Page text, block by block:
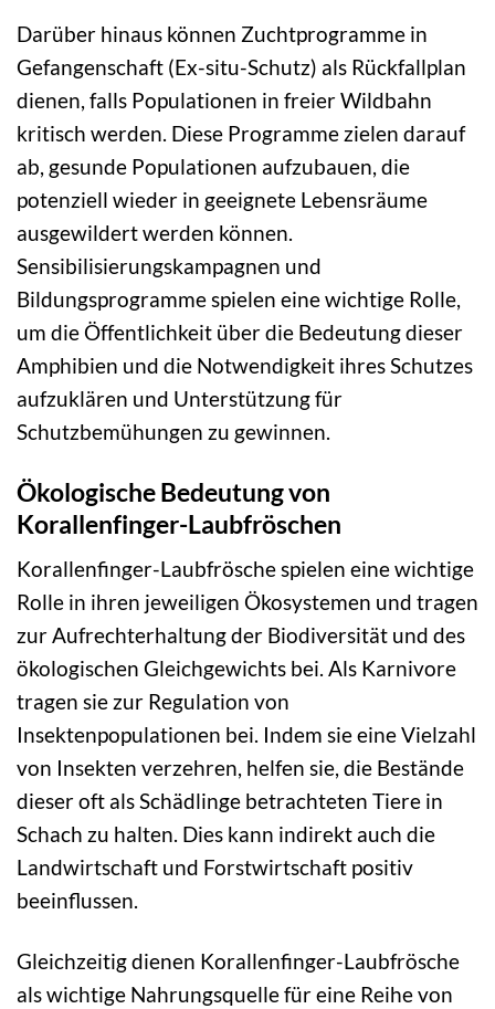
Darüber hinaus können Zuchtprogramme in
Gefangenschaft (Ex-situ-Schutz) als Rückfallplan
dienen, falls Populationen in freier Wildbahn
kritisch werden. Diese Programme zielen darauf
ab, gesunde Populationen aufzubauen, die
potenziell wieder in geeignete Lebensräume
ausgewildert werden können.
Sensibilisierungskampagnen und
Bildungsprogramme spielen eine wichtige Rolle,
um die Öffentlichkeit über die Bedeutung dieser
Amphibien und die Notwendigkeit ihres Schutzes
aufzuklären und Unterstützung für
Schutzbemühungen zu gewinnen.
Ökologische Bedeutung von
Korallenfinger-Laubfröschen
Korallenfinger-Laubfrösche spielen eine wichtige
Rolle in ihren jeweiligen Ökosystemen und tragen
zur Aufrechterhaltung der Biodiversität und des
ökologischen Gleichgewichts bei. Als Karnivore
tragen sie zur Regulation von
Insektenpopulationen bei. Indem sie eine Vielzahl
von Insekten verzehren, helfen sie, die Bestände
dieser oft als Schädlinge betrachteten Tiere in
Schach zu halten. Dies kann indirekt auch die
Landwirtschaft und Forstwirtschaft positiv
beeinflussen.
Gleichzeitig dienen Korallenfinger-Laubfrösche
als wichtige Nahrungsquelle für eine Reihe von